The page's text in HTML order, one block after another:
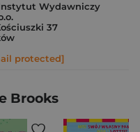
Instytut Wydawniczy
37
protected]
Brooks